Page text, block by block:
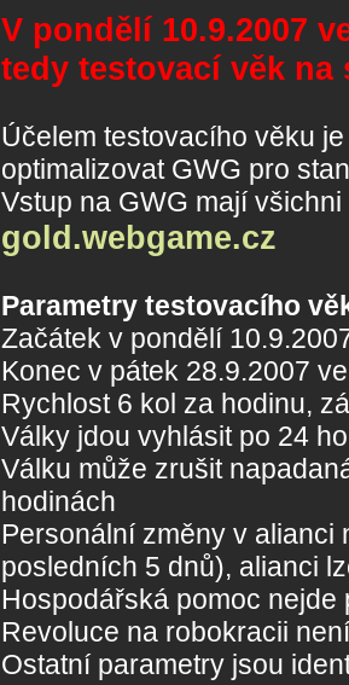
V pondělí 10.9.2007
tedy testovací věk na
Účelem testovacího věku
optimalizovat GWG pro
Vstup na GWG mají
gold.webgame.cz
Parametry testovacího
Začátek v pondělí
Konec v pátek 28.9.2007
Rychlost 6 kol za hodinu,
Války jdou vyhlásit po 24
Válku může zrušit
hodinách
Personální změny v alianci
posledních 5 dnů), alianci
Hospodářská pomoc
Revoluce na robokracii
Ostatní parametry jsou